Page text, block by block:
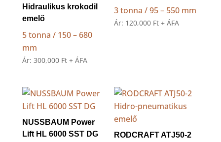
Hidraulikus krokodil
emelő
5 tonna / 150 – 680
mm
Ár: 300,000 Ft + ÁFA
3 tonna / 95 – 550 mm
Ár: 120,000 Ft + ÁFA
NUSSBAUM Power
Lift HL 6000 SST DG
RODCRAFT ATJ50-2